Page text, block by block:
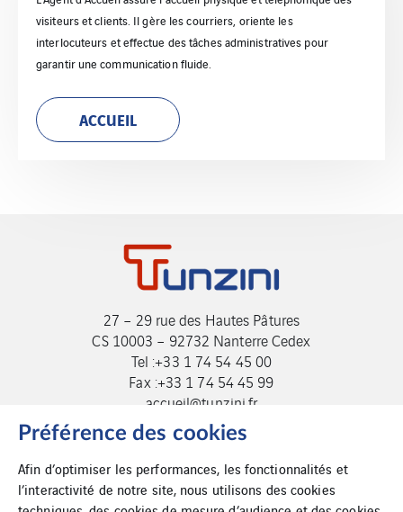
visiteurs et clients. Il gère les courriers, oriente les
interlocuteurs et effectue des tâches administratives pour
garantir une communication fluide.
ACCUEIL
27 – 29 rue des Hautes Pâtures
CS 10003 – 92732 Nanterre Cedex
Tel :+33 1 74 54 45 00
Fax :+33 1 74 54 45 99
accueil@tunzini.fr
Préférence des cookies
Afin d’optimiser les performances, les fonctionnalités et
l’interactivité de notre site, nous utilisons des cookies